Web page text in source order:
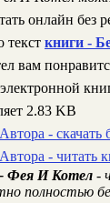
онлайн без
книги -
вам
2.83 KB
- скачать
- читать
Фея И Котел -
полностью